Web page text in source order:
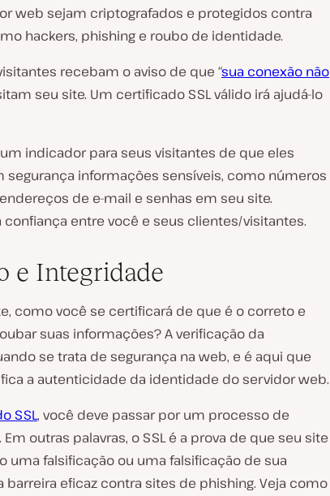
web sejam criptografados e protegidos contra
hackers, phishing e roubo de identidade.
recebam o aviso de que “sua conexão não
seu site. Um certificado SSL válido irá ajudá-lo
um indicador para seus visitantes de que eles
informações sensíveis, como números
de e-mail e senhas em seu site.
confiança entre você e seus clientes/visitantes.
e Integridade
como você se certificará de que é o correto e
suas informações? A verificação da
se trata de segurança na web, e é aqui que
a autenticidade da identidade do servidor web.
SSL, você deve passar por um processo de
outras palavras, o SSL é a prova de que seu site
uma falsificação ou uma falsificação de sua
barreira eficaz contra sites de phishing. Veja como